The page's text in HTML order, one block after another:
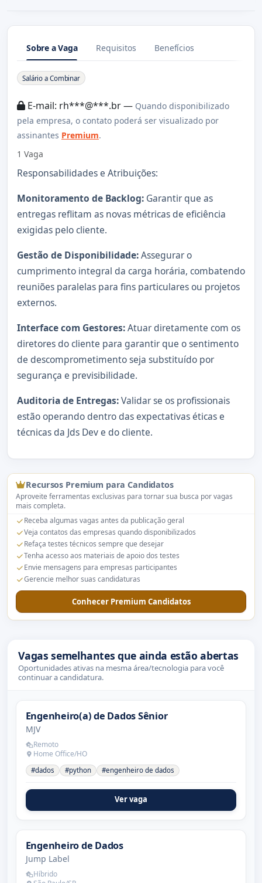
Sobre a Vaga Requisitos Benefícios
Sobre a Vaga
Salário a Combinar
E-mail: rh***@***.br — Quando disponibilizado
pela empresa, o contato poderá ser visualizado por
assinantes Premium.
1 Vaga
Responsabilidades e Atribuições:
Monitoramento de Backlog: Garantir que as
entregas reflitam as novas métricas de eficiência
exigidas pelo cliente.
Gestão de Disponibilidade:Assegurar o
cumprimento integral da carga horária, combatendo
reuniões paralelas para fins particulares ou projetos
externos.
Interface com Gestores:Atuar diretamente com os
diretores do cliente para garantir que o sentimento
de descomprometimento seja substituído por
segurança e previsibilidade.
Auditoria de Entregas:Validar se os profissionais
estão operando dentro das expectativas éticas e
técnicas da Jds Dev e do cliente.
Recursos Premium para Candidatos
Aproveite ferramentas exclusivas para tornar sua busca por vagas
mais completa.
Receba algumas vagas antes da publicação geral
Veja contatos das empresas quando disponibilizados
Refaça testes técnicos sempre que desejar
Tenha acesso aos materiais de apoio dos testes
Envie mensagens para empresas participantes
Gerencie melhor suas candidaturas
Conhecer Premium Candidatos
Vagas semelhantes que ainda estão abertas
Oportunidades ativas na mesma área/tecnologia para você
continuar a candidatura.
Engenheiro(a) de Dados Sênior
MJV
Remoto
Home Office/HO
#dados #python #engenheiro de dados
Ver vaga
Engenheiro de Dados
Jump Label
Híbrido